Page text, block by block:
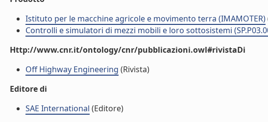
Istituto per le macchine agricole e movimento terra (IMAMOTER)
Controlli e simulatori di mezzi mobili e loro sottosistemi
Http://www.cnr.it/ontology/cnr/pubblicazioni.owl#rivistaDi
Off Highway Engineering (Rivista)
Editore di
SAE International (Editore)